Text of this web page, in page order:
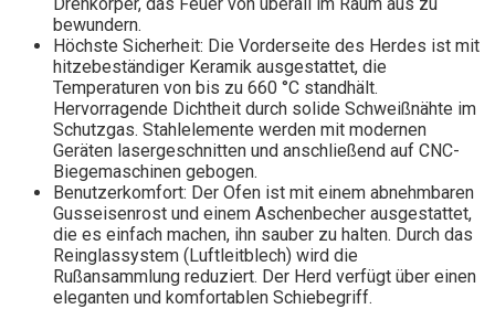
bewundern.
Höchste Sicherheit: Die Vorderseite des Herdes ist mit
hitzebeständiger Keramik ausgestattet, die
Temperaturen von bis zu 660 °C standhält.
Hervorragende Dichtheit durch solide Schweißnähte im
Schutzgas. Stahlelemente werden mit modernen
Geräten lasergeschnitten und anschließend auf CNC-
Biegemaschinen gebogen.
Benutzerkomfort: Der Ofen ist mit einem abnehmbaren
Gusseisenrost und einem Aschenbecher ausgestattet,
die es einfach machen, ihn sauber zu halten. Durch das
Reinglassystem (Luftleitblech) wird die
Rußansammlung reduziert. Der Herd verfügt über einen
eleganten und komfortablen Schiebegriff.